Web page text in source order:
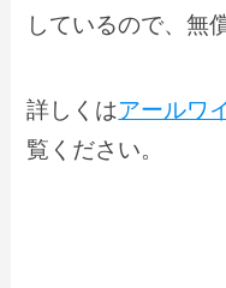
しているので、無
詳しくはアールワ
覧ください。